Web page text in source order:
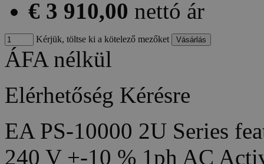
€ 3 910,00 nettó ár
Kérjük, töltse ki a kötelező mezőket
ÁFA nélkül
Elérhetőség Kérésre
EA PS-10000 2U Series
240 V +-10 % 1ph AC